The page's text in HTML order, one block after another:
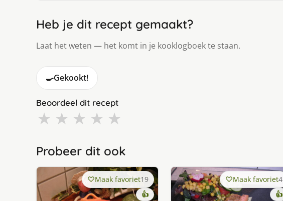
Heb je dit recept gemaakt?
Laat het weten — het komt in je kooklogboek te staan.
🍳Gekookt!
Beoordeel dit recept
★ ★ ★ ★ ★
Probeer dit ook
Maak favoriet19
👍
Maak favoriet4
👍